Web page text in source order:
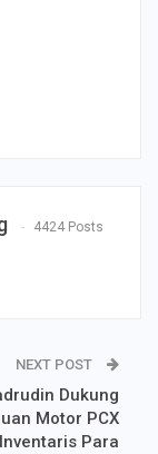
4424 Posts
NEXT POST
Dukung
Motor PCX
Para